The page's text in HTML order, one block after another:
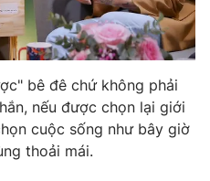
lòng Việt
mình bằng AI
VTV8
bê đê chứ không phải
nếu được chọn lại giới
cuộc sống như bây giờ
thoải mái.